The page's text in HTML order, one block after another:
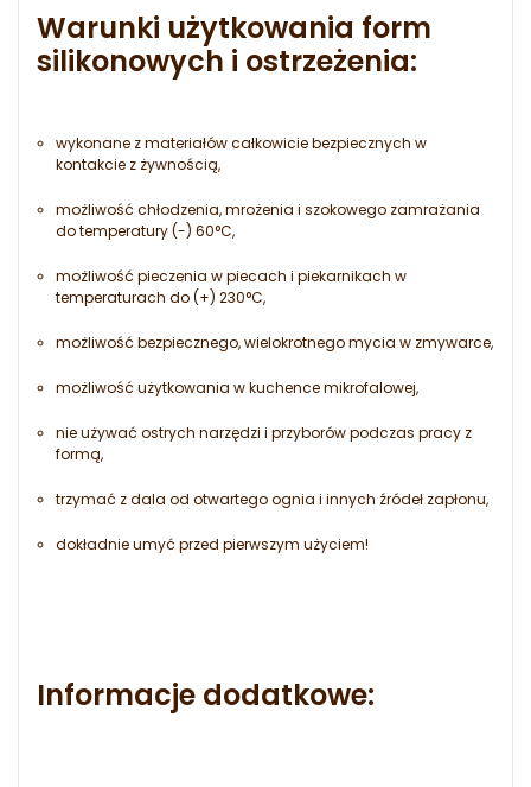
Warunki użytkowania form
silikonowych i ostrzeżenia:
wykonane z materiałów całkowicie bezpiecznych w
kontakcie z żywnością,
możliwość chłodzenia, mrożenia i szokowego zamrażania
do temperatury (-) 60°C,
możliwość pieczenia w piecach i piekarnikach w
temperaturach do (+) 230°C,
możliwość bezpiecznego, wielokrotnego mycia w zmywarce,
możliwość użytkowania w kuchence mikrofalowej,
nie używać ostrych narzędzi i przyborów podczas pracy z
formą,
trzymać z dala od otwartego ognia i innych źródeł zapłonu,
dokładnie umyć przed pierwszym użyciem!
Informacje dodatkowe: